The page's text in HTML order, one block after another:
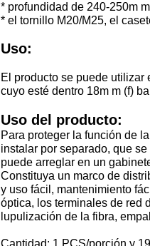
* profundidad de 240-250m m
* el tornillo M20/M25, el
Uso:
El producto se puede utilizar
cuyo esté dentro 18m m (f)
Uso del producto:
Para proteger la función de
instalar por separado, que
puede arreglar en un
Constituya un marco de
y uso fácil, mantenimiento
óptica, los terminales de red
lupulización de la fibra,
Cantidad: 1 PCS/porción y